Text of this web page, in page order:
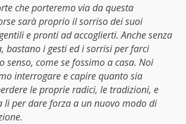
che porteremo via da questa
sarà proprio il sorriso dei suoi
e pronti ad accoglierti. Anche senza
bastano i gesti ed i sorrisi per farci
senso, come se fossimo a casa. Noi
interrogare e capire quanto sia
le proprie radici, le tradizioni, e
per dare forza a un nuovo modo di